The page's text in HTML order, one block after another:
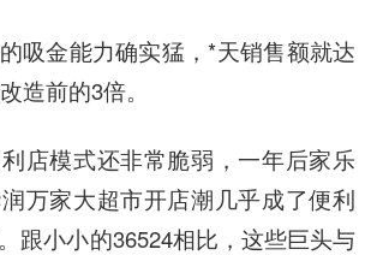
吸金能力确实猛，*天销售额就达
造前的3倍。
店模式还非常脆弱，一年后家乐
万家大超市开店潮几乎成了便利
跟小小的36524相比，这些巨头与